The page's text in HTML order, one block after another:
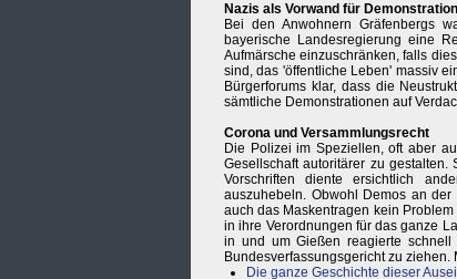
Nazis als Vorwand für
Bei den Anwohnern Gräfenbergs
bayerische Landesregierung eine
Aufmärsche einzuschränken, falls
sind, das 'öffentliche Leben' massiv
Bürgerforums klar, dass die
sämtliche Demonstrationen auf
Corona und Versammlungsrecht
Die Polizei im Speziellen, oft aber
Gesellschaft autoritärer zu
Vorschriften diente ersichtlich
auszuhebeln. Obwohl Demos an
auch das Maskentragen kein
in ihre Verordnungen für das ganze
in und um Gießen reagierte
Bundesverfassungsgericht zu ziehen.
Die ganze Geschichte dieser